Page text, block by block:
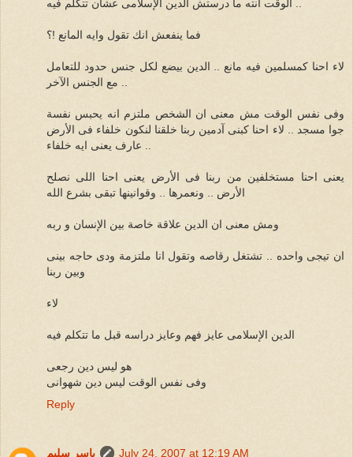
فما ينفعش انك تقول وايه المانع !؟
لاء احنا كمسلمين فيه مانع .. الدين بيضع لكل جنس حدود للتعامل
وفى نفس الوقت مش معنى ان الشخص ملتزم انه يحبس نفسة
جوا مسجد .. لاء احنا كبنى آدمين ربنا خلقنا لنكون خلفاء فى الأرض
.. عارف يعنى ايه خلفاء
يعنى احنا مستخلفين من ربنا فى الأرض يعنى احنا اللى نصلح
الأرض .. ونعمرها .. وقوانينها تبقى بشرع الله
ومش معنى ان الدين علاقة خاصة بين الإنسان و ربه
ان تيجى واحده .. تشتغل رقاصه وتقول انا ملتزمة ودى حاجه بينى
وبين ربنا
لاء
الدين الإسلامى عايز فهم وعايز دراسه قبل ما تتكلم فيه
هو ليس دين رجعى
وفى نفس الوقت ليس دين شهوانى
Reply
ياسر سليم
July 24, 2007 at 12:19 AM